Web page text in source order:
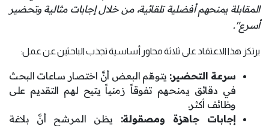
المقابلة يمنحهم أفضلية تلقائية، من خلال إجابات مثالية وتحضير
أسرع".
يرتكز هذا الاعتقاد على ثلاثة محاور أساسية تجذب الباحثين عن عمل:
سرعة التحضير: يتوهّم البعض أنَّ اختصار ساعات البحث
في دقائق يمنحهم تفوقاً زمنياً يتيح لهم التقديم على
وظائف أكثر.
إجابات جاهزة ومصقولة: يظن المرشح أنَّ بلاغة